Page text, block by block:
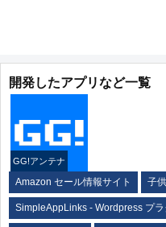
開発したアプリなど一覧
GG!アンテナ
Amazon セール情報サイト 子
SimpleAppLinks - Wordpress プラ